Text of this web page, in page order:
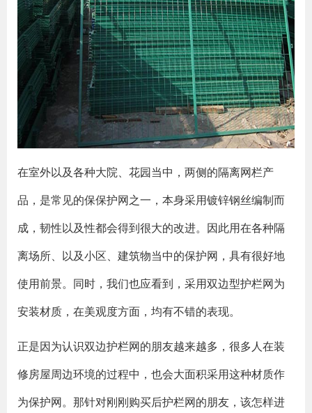
在室外以及各种大院、花园当中，两侧的隔离网栏产
品，是常见的保保护网之一，本身采用镀锌钢丝编制而
成，韧性以及性都会得到很大的改进。因此用在各种隔
离场所、以及小区、建筑物当中的保护网，具有很好地
使用前景。同时，我们也应看到，采用双边型护栏网为
安装材质，在美观度方面，均有不错的表现。
正是因为认识双边护栏网的朋友越来越多，很多人在装
修房屋周边环境的过程中，也会大面积采用这种材质作
为保护网。那针对刚刚购买后护栏网的朋友，该怎样进